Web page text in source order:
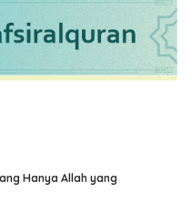
Hanya Allah yang